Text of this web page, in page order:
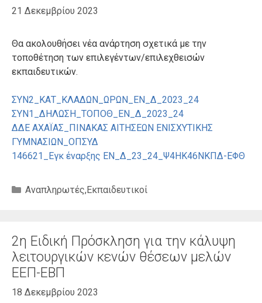
21 Δεκεμβρίου 2023
Θα ακολουθήσει νέα ανάρτηση σχετικά με την
τοποθέτηση των επιλεγέντων/επιλεχθεισών
εκπαιδευτικών.
ΣΥΝ2_ΚΑΤ_ΚΛΑΔΩΝ_ΩΡΩΝ_ΕΝ_Δ_2023_24
ΣΥΝ1_ΔΗΛΩΣΗ_ΤΟΠΟΘ_ΕΝ_Δ_2023_24
ΔΔΕ ΑΧΑΪΑΣ_ΠΙΝΑΚΑΣ ΑΙΤΗΣΕΩΝ ΕΝΙΣΧΥΤΙΚΗΣ
ΓΥΜΝΑΣΙΩΝ_ΟΠΣΥΔ
146621_Εγκ έναρξης ΕΝ_Δ_23_24_Ψ4ΗΚ46ΝΚΠΔ-ΕΦΘ
Κατηγορίες
Αναπληρωτές,Εκπαιδευτικοί
2η Ειδική Πρόσκληση για την κάλυψη
λειτουργικών κενών θέσεων μελών
ΕΕΠ-ΕΒΠ
18 Δεκεμβρίου 2023